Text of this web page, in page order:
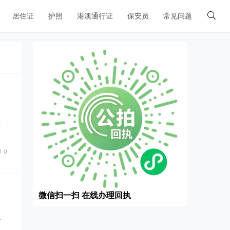
居住证 护照 港澳通行证 保安员 常见问题
0
微信扫一扫 在线办理回执